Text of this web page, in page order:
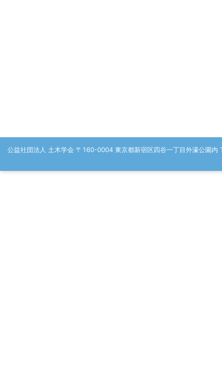
公益社団法人 土木学会 〒160-0004 東京都新宿区四谷一丁目外濠公園